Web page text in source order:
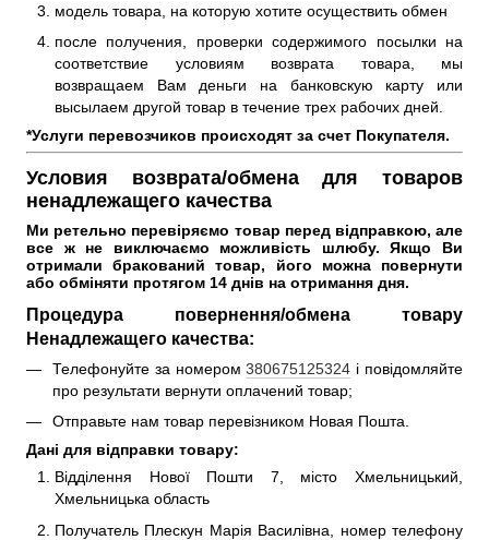
модель товара, на которую хотите осуществить обмен
после получения, проверки содержимого посылки на
соответствие условиям возврата товара, мы
возвращаем Вам деньги на банковскую карту или
высылаем другой товар в течение трех рабочих дней.
*Услуги перевозчиков происходят за счет Покупателя.
Условия возврата/обмена для товаров
ненадлежащего качества
Ми ретельно перевіряємо товар перед відправкою, але
все ж не виключаємо можливість шлюбу. Якщо Ви
отримали бракований товар, його можна повернути
або обміняти протягом 14 днів на отримання дня.
Процедура повернення/обмена товару
Ненадлежащего качества:
Телефонуйте за номером380675125324 і повідомляйте
про результати вернути оплачений товар;
Отправьте нам товар перевізником Новая Пошта.
Дані для відправки товару:
Відділення Нової Пошти 7, місто Хмельницький,
Хмельницька область
Получатель Плескун Марія Василівна, номер телефону